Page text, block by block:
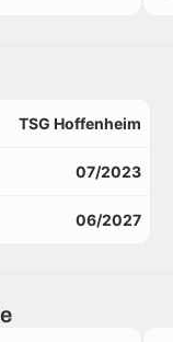
TSG Hoffenheim
07/2023
06/2027